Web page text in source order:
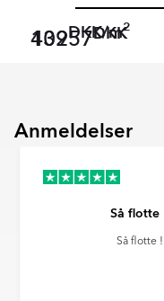
439DKK/m2
10257DKK
Anmeldelser
Så flotte
Så flotte